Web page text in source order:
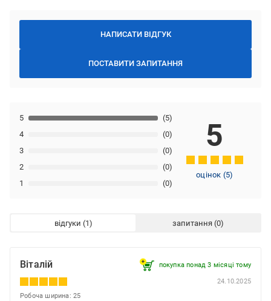
НАПИСАТИ ВІДГУК
ПОСТАВИТИ ЗАПИТАННЯ
1 (0)
2 (0)
3 (0)
4 (0)
5 (5)
5
оцінок (5)
відгуки запитання
Віталій покупка понад 3 місяці тому
24.10.2025
Робоча ширина: 25